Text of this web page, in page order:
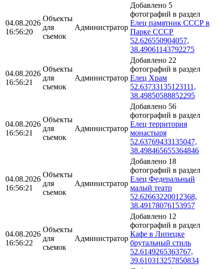
04.08.2026
16:56:20
Объекты
для
съемок
Администратор
Добавлено 5
фотографий в раздел
Елец памятник СССР в
Парке СССР
52.626550904057,
38.49061143792275
04.08.2026
16:56:21
Объекты
для
съемок
Администратор
Добавлено 22
фотографий в раздел
Елец Храм
52.63733135123111,
38.49850588852295
04.08.2026
16:56:21
Объекты
для
съемок
Администратор
Добавлено 56
фотографий в раздел
Елец территория
монастыря
52.63769433135047,
38.498465655364846
04.08.2026
16:56:21
Объекты
для
съемок
Администратор
Добавлено 18
фотографий в раздел
Елец Федеральный
малый театр
52.62663220012368,
38.49178076153957
04.08.2026
16:56:22
Объекты
для
съемок
Администратор
Добавлено 12
фотографий в раздел
Кафе в Липецке
брутальный стиль
52.6149265363767,
39.610313257850834